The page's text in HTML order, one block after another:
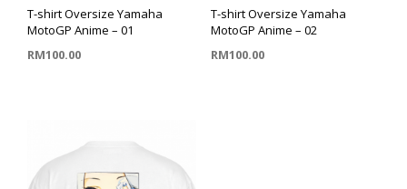
T-shirt Oversize Yamaha
MotoGP Anime – 01
RM100.00
has
multiple
T-shirt Oversize Yamaha
MotoGP Anime – 02
RM100.00